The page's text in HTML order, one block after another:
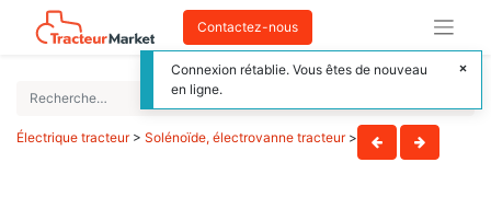
Contactez-nous
Électrique tracteur> Solénoïde, électrovanne tracteur>
Connexion rétablie. Vous êtes de nouveau
en ligne.